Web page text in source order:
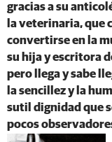
gracias a su
la veterinaria, que
convertirse en la
su hija y escritora
pero llega y sabe
la sencillez y la
sutil dignidad que
pocos